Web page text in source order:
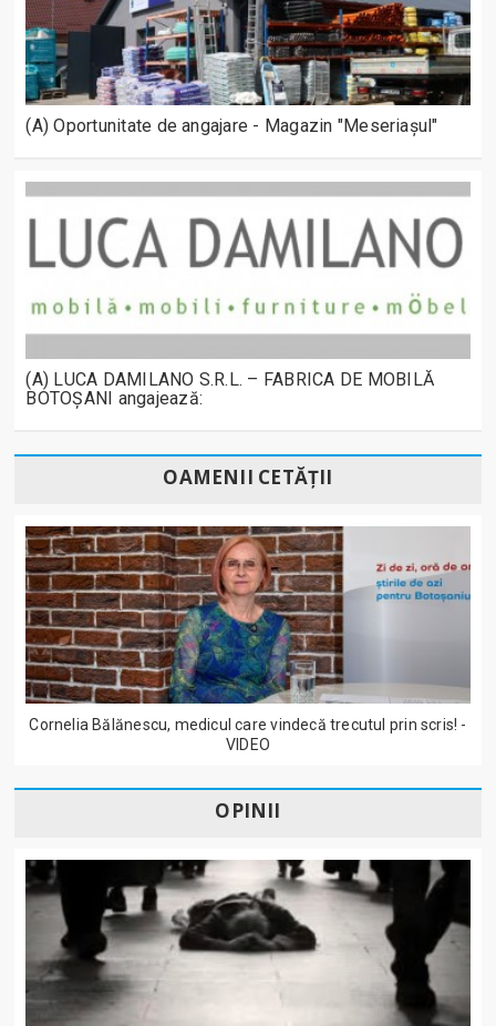
(A) Oportunitate de angajare - Magazin "Meseriașul"
(A) LUCA DAMILANO S.R.L. – FABRICA DE MOBILĂ
BOTOȘANI angajează:
OAMENII CETĂȚII
Cornelia Bălănescu, medicul care vindecă trecutul prin scris! -
VIDEO
OPINII